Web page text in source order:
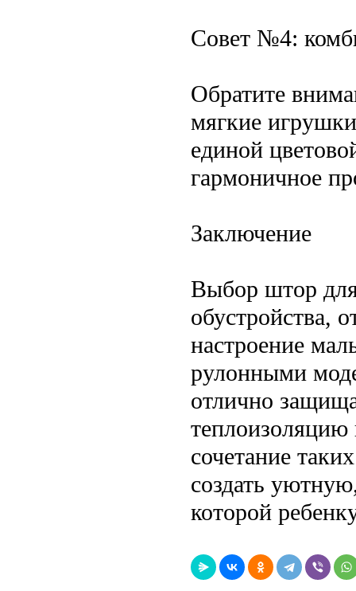
Совет №4:
Обратите
мягкие
единой
гармоничное
Заключение
Выбор штор
обустройства,
настроение
рулонными
отлично
теплоизоляцию
сочетание
создать
которой